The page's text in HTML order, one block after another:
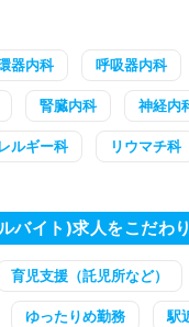
器内科 呼吸器内科
腎臓内科 神経内
ルギー科 リウマチ科
バイト)求人をこだわ
育児支援（託児所など）
ゆったりめ勤務 駅